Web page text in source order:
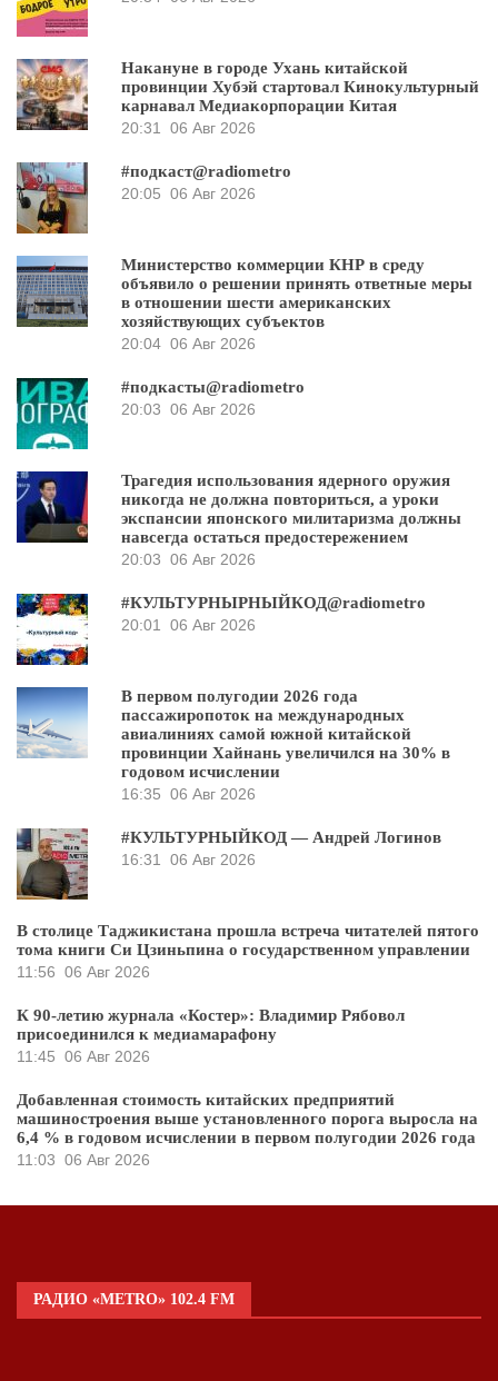
Накануне в городе Ухань китайской
провинции Хубэй стартовал Кинокультурный
карнавал Медиакорпорации Китая
20:31
06 Авг 2026
#подкаст@radiometro
20:05 06 Авг 2026
Министерство коммерции КНР в среду
объявило о решении принять ответные меры
в отношении шести американских
хозяйствующих субъектов
20:04 06 Авг 2026
#подкасты@radiometro
20:03 06 Авг 2026
Трагедия использования ядерного оружия
никогда не должна повториться, а уроки
экспансии японского милитаризма должны
навсегда остаться предостережением
20:03 06 Авг 2026
#КУЛЬТУРНЫРНЫЙКОД@radiometro
20:01
06 Авг 2026
В первом полугодии 2026 года
пассажиропоток на международных
авиалиниях самой южной китайской
провинции Хайнань увеличился на 30% в
годовом исчислении
16:35 06 Авг 2026
#КУЛЬТУРНЫЙКОД — Андрей Логинов
16:31
06 Авг 2026
В столице Таджикистана прошла встреча читателей пятого
тома книги Си Цзиньпина о государственном управлении
11:56 06 Авг 2026
К 90-летию журнала «Костер»: Владимир Рябовол
присоединился к медиамарафону
11:45 06 Авг 2026
Добавленная стоимость китайских предприятий
машиностроения выше установленного порога выросла на
6,4 % в годовом исчислении в первом полугодии 2026 года
11:03 06 Авг 2026
РАДИО «METRO» 102.4 FM